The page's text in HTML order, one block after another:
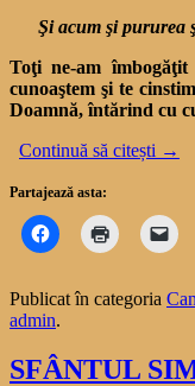
Şi acum şi pururea
Toţi ne-am
cunoaştem şi te
Doamnă, întărind cu
Continuă să citești →
Partajează asta:
Publicat în categoria
admin.
SFÂNTUL